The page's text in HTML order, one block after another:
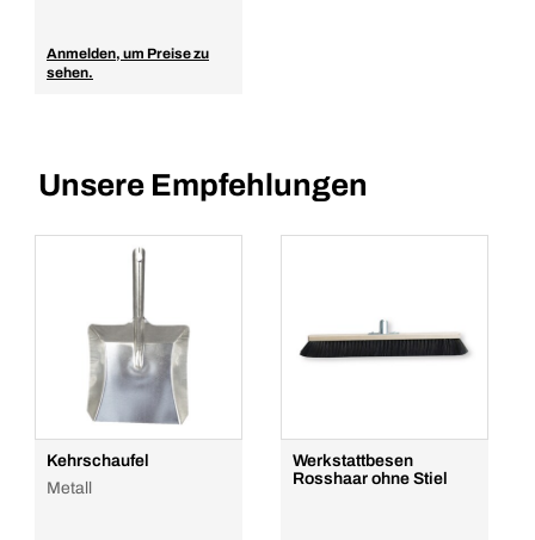
Anmelden, um Preise zu
sehen.
Unsere Empfehlungen
Kehrschaufel
Metall
Werkstattbesen
Rosshaar ohne Stiel